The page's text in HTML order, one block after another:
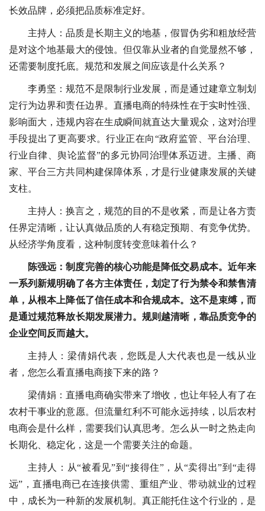
长效品牌，必须把品质标准定好。
主持人：品质是长期主义的地基，假冒伪劣和粗放经营
是对这个地基最大的侵蚀。但仅靠从业者的自觉显然不够，
还需要制度托底。规范和发展之间应该是什么关系？
李勇坚：规范不是限制行业发展，而是通过建章立制划
定行为边界和责任边界。直播电商的特殊性在于实时性强、
影响面大，违规内容在生成瞬间就直达大量观众，这对治理
手段提出了更高要求。行业正在向“政府监管、平台治理、
行业自律、舆论监督”的多元协同治理体系迈进。主播、商
家、平台三方共同构建保障体系，才是行业健康发展的关键
支柱。
主持人：换言之，规范的目的不是收紧，而是让各方责
任界定清晰，让认真做品质的人有稳定预期、有竞争优势。
从经济学角度看，这种制度转变意味着什么？
陈强远：制度完善的核心功能是降低交易成本。近年来
一系列新规明确了各方主体责任，划定了行为禁令和禁售清
单，从根本上降低了信任成本和合规成本。这不是束缚，而
是通过规范释放长期发展潜力。规则越清晰，靠品质竞争的
企业空间反而越大。
主持人：梁倩娟代表，您既是人大代表也是一线从业
者，您怎么看直播电商接下来的路？
梁倩娟：直播电商确实带来了增收，也让年轻人有了在
农村干事业的意愿。但流量红利不可能永远持续，以后农村
电商会是什么样，需要我们认真思考。怎么从一时之热走向
长期化、稳定化，这是一个需要关注的命题。
主持人：从“被看见”到“接得住”，从“卖得出”到“走得
远”，直播电商已在连接供需、重组产业、带动就业的过程
中，成长为一种新的发展机制。真正能托住这个行业的，是